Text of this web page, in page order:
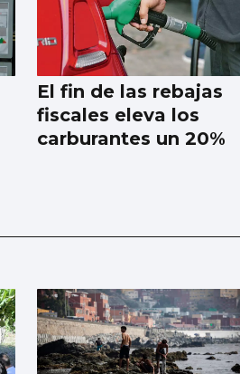
El fin de las rebajas
fiscales eleva los
carburantes un 20%